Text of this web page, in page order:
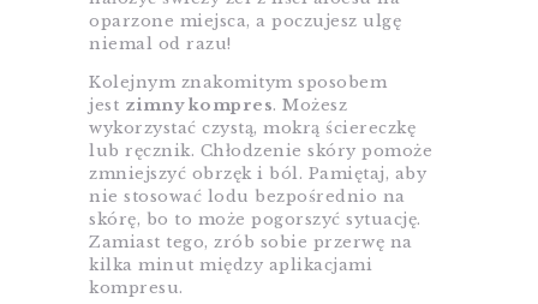
oparzone miejsca, a poczujesz ulgę
niemal od razu!
Kolejnym znakomitym sposobem
jest zimny kompres. Możesz
wykorzystać czystą, mokrą ściereczkę
lub ręcznik. Chłodzenie skóry pomoże
zmniejszyć obrzęk i ból. Pamiętaj, aby
nie stosować lodu bezpośrednio na
skórę, bo to może pogorszyć sytuację.
Zamiast tego, zrób sobie przerwę na
kilka minut między aplikacjami
kompresu.